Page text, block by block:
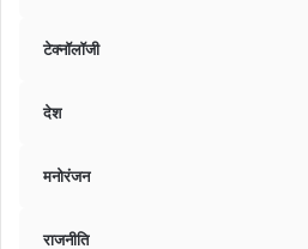
टेक्नॉलॉजी
देश
मनोरंजन
राजनीति